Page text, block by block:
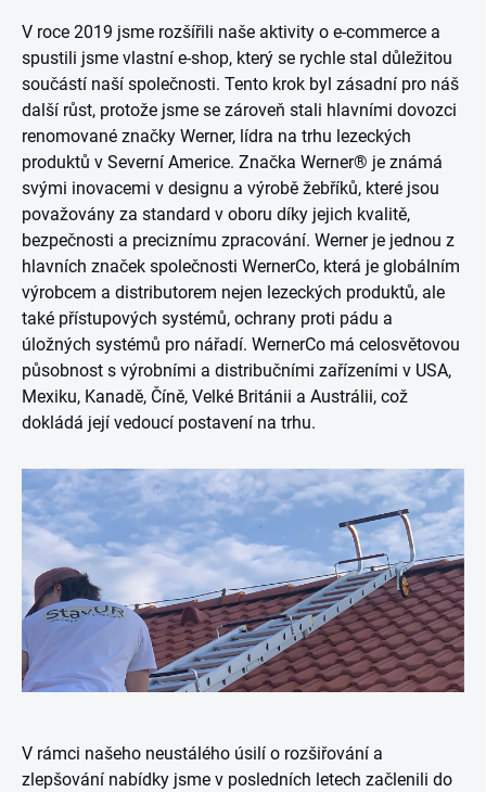
V roce 2019 jsme rozšířili naše aktivity o e-commerce a
spustili jsme vlastní e-shop, který se rychle stal důležitou
součástí naší společnosti. Tento krok byl zásadní pro náš
další růst, protože jsme se zároveň stali hlavními dovozci
renomované značky Werner, lídra na trhu lezeckých
produktů v Severní Americe. Značka Werner® je známá
svými inovacemi v designu a výrobě žebříků, které jsou
považovány za standard v oboru díky jejich kvalitě,
bezpečnosti a preciznímu zpracování. Werner je jednou z
hlavních značek společnosti WernerCo, která je globálním
výrobcem a distributorem nejen lezeckých produktů, ale
také přístupových systémů, ochrany proti pádu a
úložných systémů pro nářadí. WernerCo má celosvětovou
působnost s výrobními a distribučními zařízeními v USA,
Mexiku, Kanadě, Číně, Velké Británii a Austrálii, což
dokládá její vedoucí postavení na trhu.
V rámci našeho neustálého úsilí o rozšiřování a
zlepšování nabídky jsme v posledních letech začlenili do